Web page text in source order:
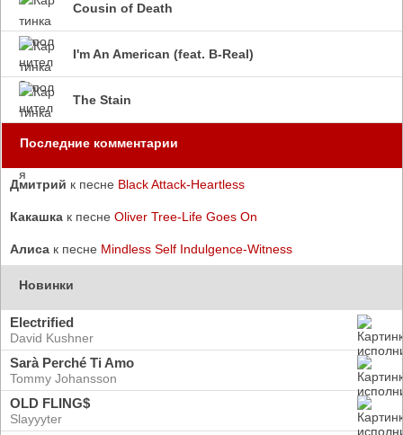
Cousin of Death
I'm An American (feat. B-Real)
The Stain
Последние комментарии
Дмитрий к песне Black Attack-Heartless
Какашка к песне Oliver Tree-Life Goes On
Алиса к песне Mindless Self Indulgence-Witness
Новинки
Electrified
David Kushner
Sarà Perché Ti Amo
Tommy Johansson
OLD FLING$
Slayyyter